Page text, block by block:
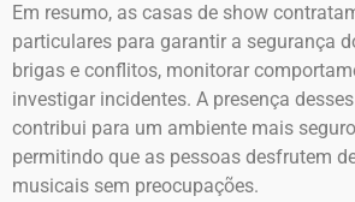
Em resumo, as casas de show
particulares para garantir a segurança
brigas e conflitos, monitorar
investigar incidentes. A presença
contribui para um ambiente mais
permitindo que as pessoas desfrutem
musicais sem preocupações.